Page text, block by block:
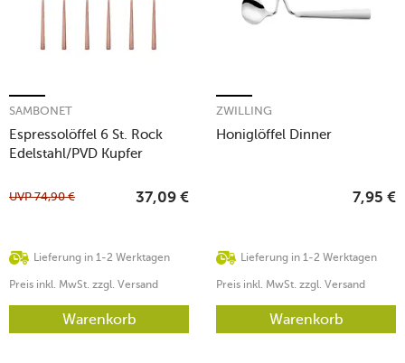
Espressolöffel 6 St. Rock
Edelstahl/PVD Kupfer
SAMBONET
Lieferung in 1-2 Werktagen
UVP74,90 € 37,09 €
Preis inkl. MwSt. zzgl. Versand
Warenkorb
Honiglöffel Dinner
ZWILLING
Lieferung in 1-2 Werktagen
7,95 €
Preis inkl. MwSt. zzgl. Versand
Warenkorb